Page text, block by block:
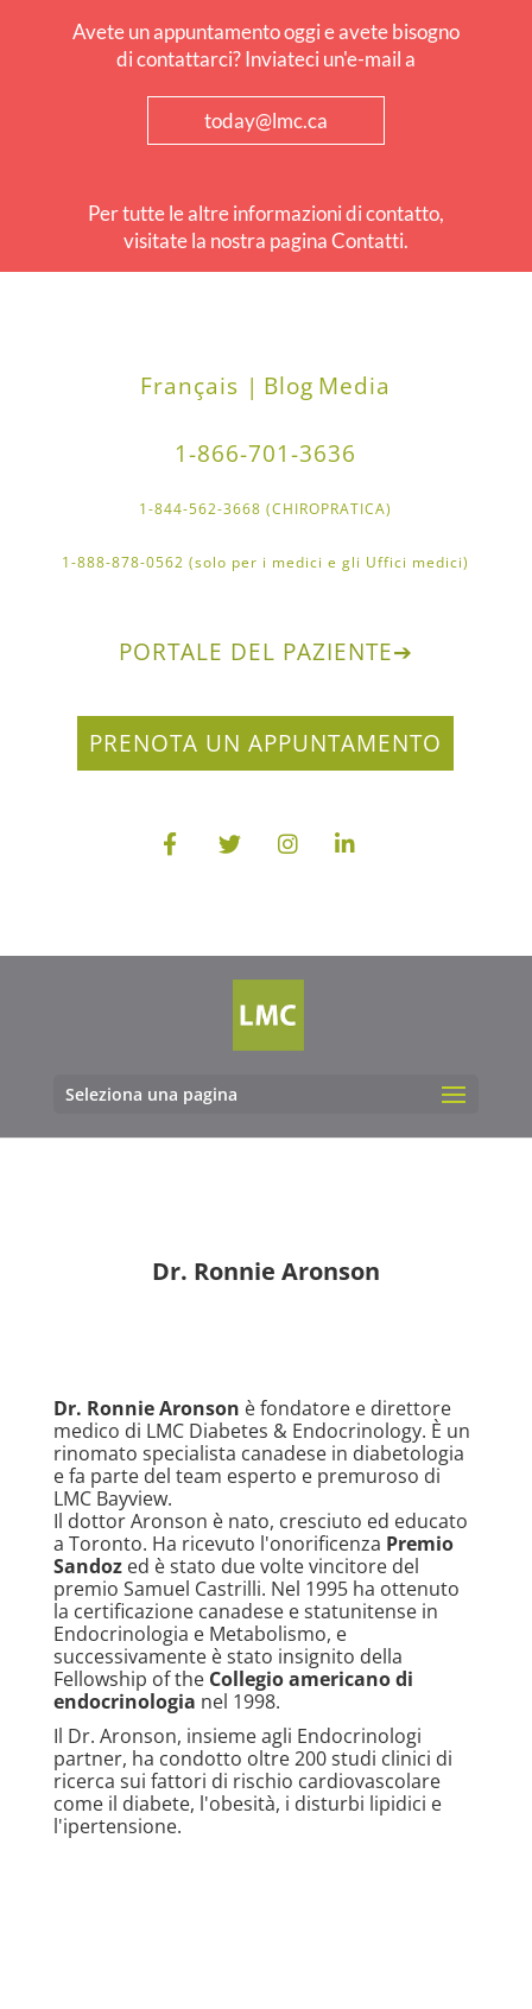
Avete un appuntamento oggi e avete bisogno
di contattarci? Inviateci un'e-mail a
today@lmc.ca
Per tutte le altre informazioni di contatto,
visitate la nostra pagina Contatti.
Français | Blog Media
1-866-701-3636
1-844-562-3668 (CHIROPRATICA)
1-888-878-0562 (solo per i medici e gli Uffici medici)
PORTALE DEL PAZIENTE➔
PRENOTA UN APPUNTAMENTO
Seleziona una pagina
Dr. Ronnie Aronson
Dr. Ronnie Aronson è fondatore e direttore
medico di LMC Diabetes & Endocrinology. È un
rinomato specialista canadese in diabetologia
e fa parte del team esperto e premuroso di
LMC Bayview.
Il dottor Aronson è nato, cresciuto ed educato
a Toronto. Ha ricevuto l'onorificenza Premio
Sandozed è stato due volte vincitore del
premio Samuel Castrilli. Nel 1995 ha ottenuto
la certificazione canadese e statunitense in
Endocrinologia e Metabolismo, e
successivamente è stato insignito della
Fellowship of the Collegio americano di
endocrinologia nel 1998.
Il Dr. Aronson, insieme agli Endocrinologi
partner, ha condotto oltre 200 studi clinici di
ricerca sui fattori di rischio cardiovascolare
come il diabete, l'obesità, i disturbi lipidici e
l'ipertensione.